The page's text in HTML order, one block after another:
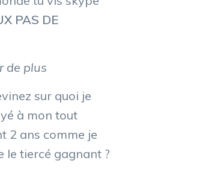
PAS DE
de plus
sur quoi je
à mon tout
2 ans comme je
le tiercé gagnant ?